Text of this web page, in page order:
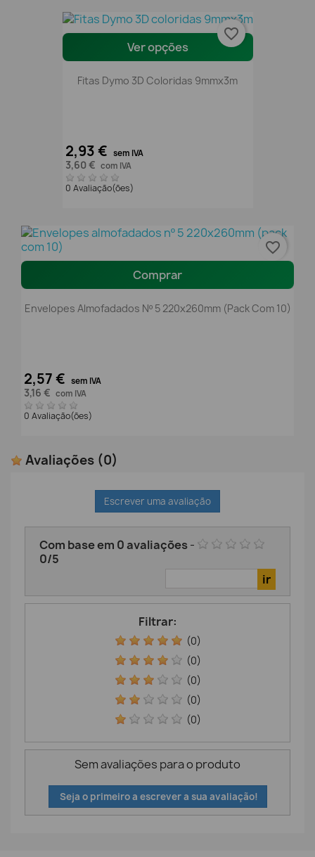
Ver opções
Fitas Dymo 3D Coloridas 9mmx3m
2,93 € sem IVA
3,60 € com IVA
0 Avaliação(ões)
favorite_border
Comprar
Envelopes Almofadados Nº 5 220x260mm (pack Com 10)
2,57 € sem IVA
3,16 € com IVA
0 Avaliação(ões)
favorite_border
Avaliações (0)
Escrever uma avaliação
Com base em 0avaliações-
0/5
Filtrar:
(0)
(0)
(0)
(0)
(0)
Sem avaliações para o produto
Seja o primeiro a escrever a sua avaliação!